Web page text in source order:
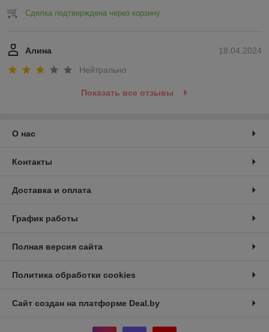
Сделка подтверждена через корзину
18.04.2024
Алина
Нейтрально
Показать все отзывы
О нас
Контакты
Доставка и оплата
График работы
Полная версия сайта
Политика обработки cookies
Сайт создан на платформе Deal.by